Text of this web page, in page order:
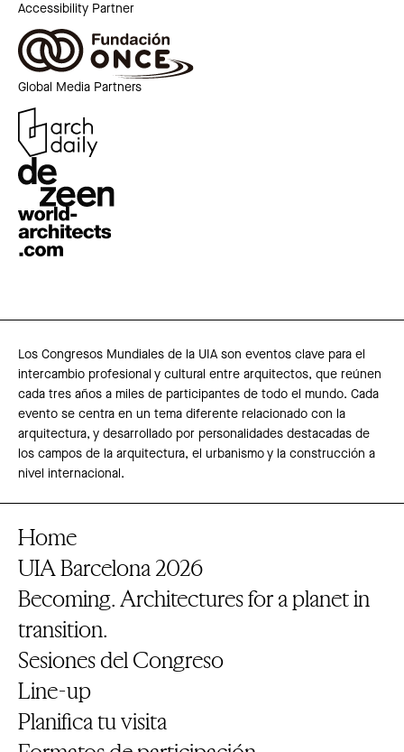
Accessibility Partner
Global Media Partners
Los Congresos Mundiales de la UIA son eventos clave para el
intercambio profesional y cultural entre arquitectos, que reúnen
cada tres años a miles de participantes de todo el mundo. Cada
evento se centra en un tema diferente relacionado con la
arquitectura, y desarrollado por personalidades destacadas de
los campos de la arquitectura, el urbanismo y la construcción a
nivel internacional.
Home
UIA Barcelona 2026
Becoming. Architectures for a planet in
transition.
Sesiones del Congreso
Line-up
Planifica tu visita